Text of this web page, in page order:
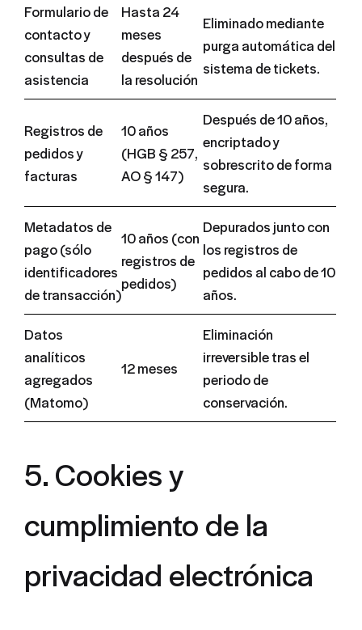
Formulario de
contacto y
consultas de
asistencia
Hasta 24
meses
después de
la resolución
Eliminado mediante
purga automática del
sistema de tickets.
Registros de
pedidos y
facturas
10 años
(HGB § 257,
AO § 147)
Después de 10 años,
encriptado y
sobrescrito de forma
segura.
Metadatos de
pago (sólo
identificadores
de transacción)
10 años (con
registros de
pedidos)
Depurados junto con
los registros de
pedidos al cabo de 10
años.
Datos
analíticos
agregados
(Matomo)
12 meses
Eliminación
irreversible tras el
periodo de
conservación.
5. Cookies y
cumplimiento de la
privacidad electrónica